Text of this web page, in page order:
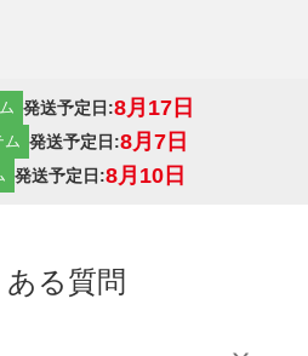
発送予定日:8月17日
ム 発送予定日:8月7日
発送予定日:8月10日
ある質問